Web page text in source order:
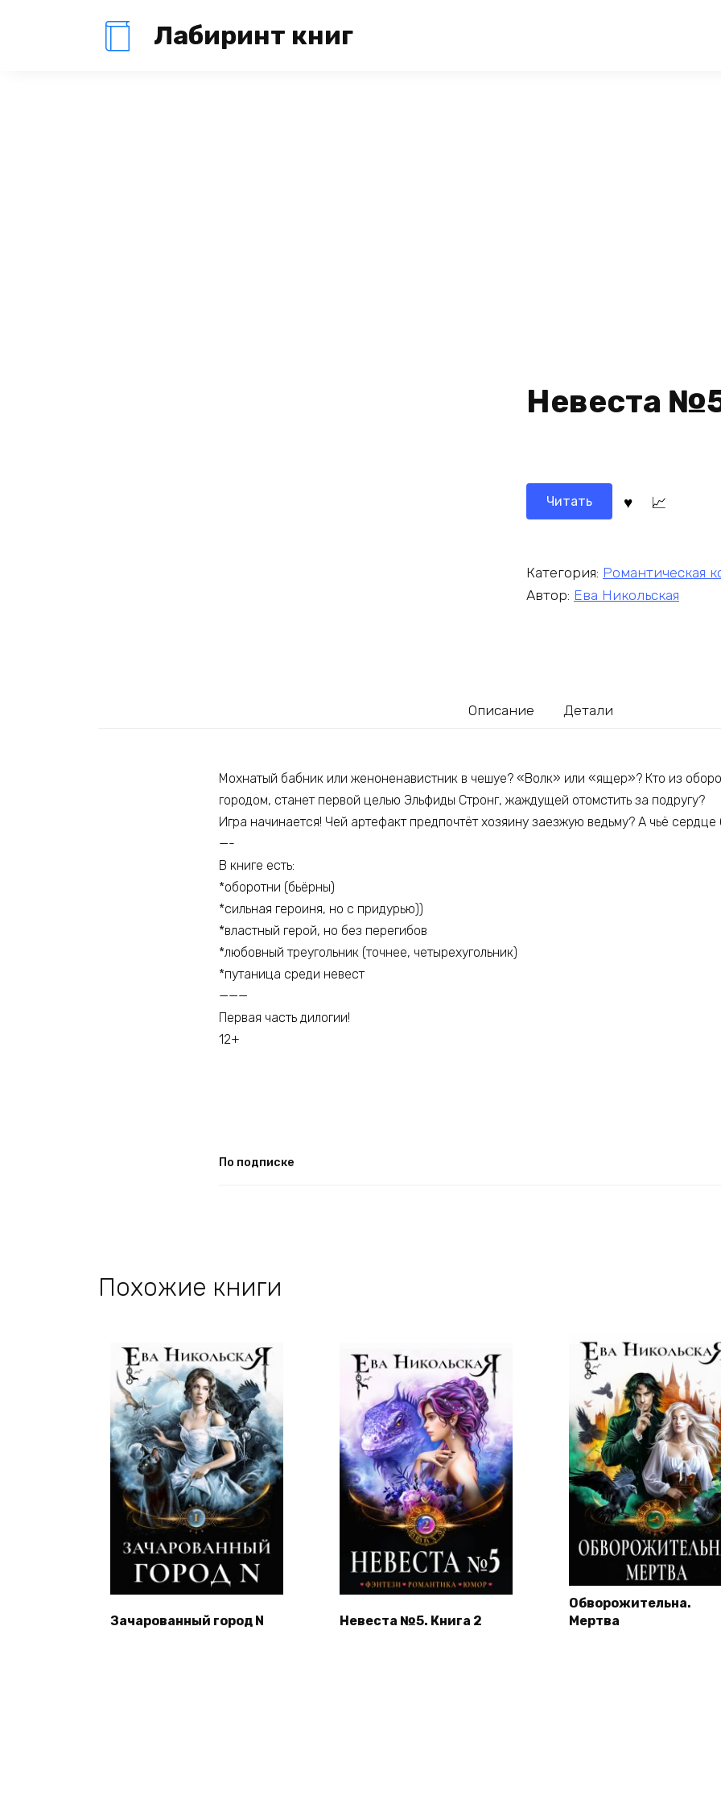
Лабиринт книг
Невеста
Читать
Категория: Романтическая
Автор: Ева Никольская
Описание Детали
Мохнатый бабник или женоненавистник в чешуе? «Волк» или «ящер»? Кто из
городом, станет первой целью Эльфиды Стронг, жаждущей отомстить за подругу?
Игра начинается! Чей артефакт предпочтёт хозяину заезжую ведьму? А чьё
—-
В книге есть:
*оборотни (бьёрны)
*сильная героиня, но с придурью))
*властный герой, но без перегибов
*любовный треугольник (точнее, четырехугольник)
*путаница среди невест
———
Первая часть дилогии!
12+
По подписке
Похожие книги
Зачарованный город N Невеста №5. Книга 2
Обворожительна.
Мертва